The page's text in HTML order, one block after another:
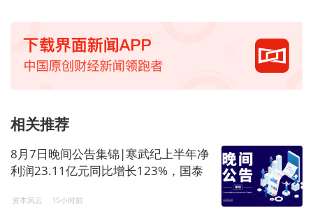
相关推荐
8月7日晚间公告集锦|寒武纪上半年净
利润23.11亿元同比增长123%，国泰
购买岚创科技股票复牌
资本风云 15小时前